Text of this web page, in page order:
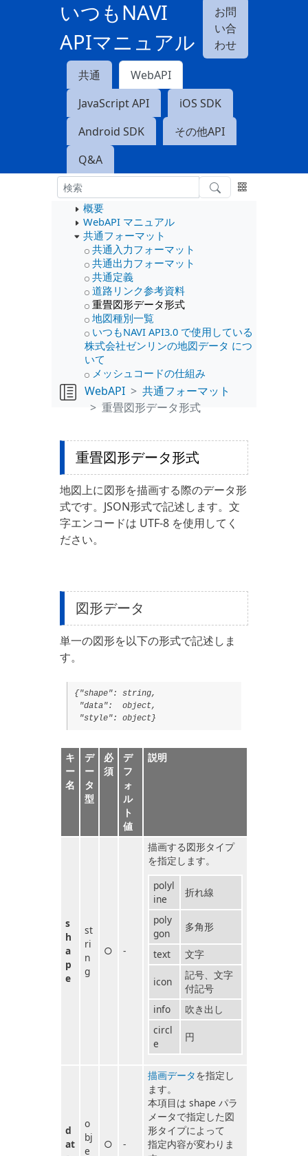
いつもNAVI
APIマニュアル
お問
い合
わせ
共通
WebAPI
JavaScript API
iOS SDK
Android SDK
その他API
Q&A
概要
WebAPI マニュアル
共通フォーマット
共通入力フォーマット
共通出力フォーマット
共通定義
道路リンク参考資料
重畳図形データ形式
地図種別一覧
いつもNAVI API3.0 で使用している
株式会社ゼンリンの地図データ につ
いて
メッシュコードの仕組み
WebAPI
共通フォーマット
重畳図形データ形式
重畳図形データ形式
地図上に図形を描画する際のデータ形
式です。JSON形式で記述します。文
字エンコードは UTF-8 を使用してく
ださい。
図形データ
単一の図形を以下の形式で記述しま
す。
{"shape": string,
"data": object,
"style": object}
キ
ー
名
デ
ー
タ
型
必
須
デ
フ
ォ
ル
ト
値
説明
s
h
a
p
e
st
ri
n
g
○ -
描画する図形タイプ
を指定します。
polyl
ine
折れ線
poly
gon
多角形
text 文字
icon
記号、文字
付記号
info
吹き出し
circl
e
円
d
at
o
bj
e
○ -
描画データを指定し
ます。
本項目は shape パラ
メータで指定した図
形タイプによって
指定内容が変わりま